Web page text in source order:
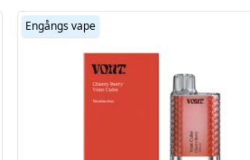
Engångs vape